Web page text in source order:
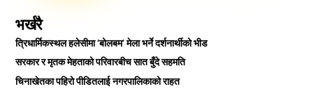
भर्खरै
त्रिधार्मिकस्थल हलेसीमा ‘बोलबम’ मेला भर्ने दर्शनार्थीको भीड
सरकार र मृतक मेहताको परिवारबीच सात बुँदे सहमति
चिनाखेतका पहिरो पीडितलाई नगरपालिकाको राहत